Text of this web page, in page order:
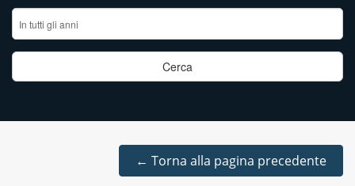
← Torna alla pagina precedente